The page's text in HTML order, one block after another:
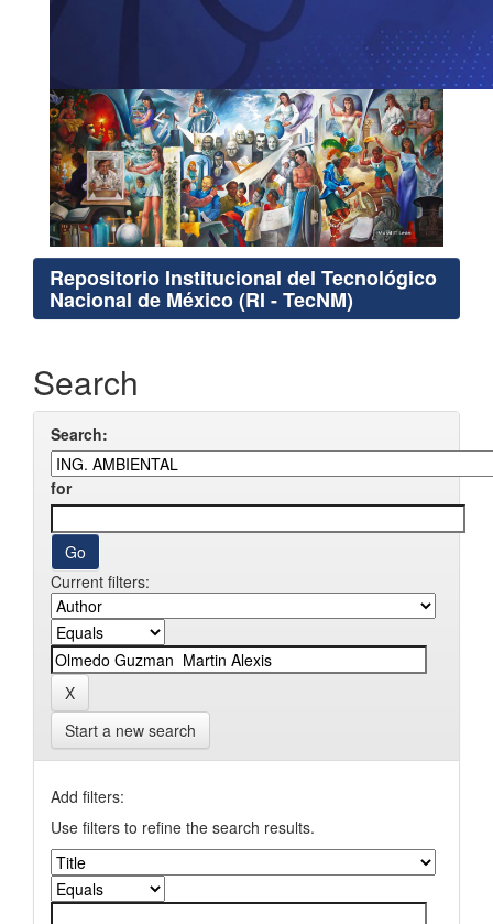
Repositorio Institucional del Tecnológico
Nacional de México (RI - TecNM)
Search
Search:
for
Current filters:
Start a new search
Add filters:
Use filters to refine the search results.